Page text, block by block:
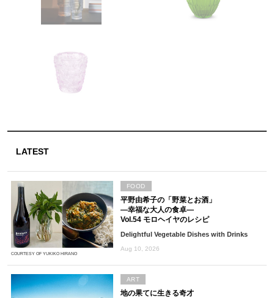
LATEST
COURTESY OF YUKIKO HIRANO
平野由希子の「野菜とお酒」
―幸福な大人の食卓―
Vol.54 モロヘイヤのレシピ
Delightful Vegetable Dishes with Drinks
Aug 10, 2026
FOOD
地の果てに生きる奇才
ART